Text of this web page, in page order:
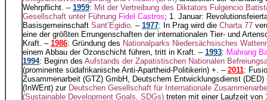
Wehrpflicht. – 1959: Mit der Vertreibung des Diktators Fulgencio
Gesellschaft unter Führung Fidel Castros; 1. Januar:
Basisgemeinschaft Sant’Egidio . – 1977: In Prag wird die Charta 77
eine der größten Errungenschaften der internationalen Tier- und
Kraft. – 1986: Gründung des Nationalparks Niedersächsisches
einem Abbau der Ozonschicht führen, tritt in Kraft. – 1993: Mahrang
1994: Beginn des Aufstands der Zapatistischen Nationalen
(prominente südafrikanische Anti-Apartheid-Politikerin) +. – 2011:
Zusammenarbeit (GTZ) GmbH, Deutschem Entwicklungsdienst
(InWEnt) zur Deutschen Gesellschaft für Internationale
(Sustainable Development Goals, SDGs) treten mit einer Laufzeit